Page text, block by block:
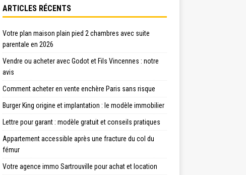
ARTICLES RÉCENTS
Votre plan maison plain pied 2 chambres avec suite
parentale en 2026
Vendre ou acheter avec Godot et Fils Vincennes : notre
avis
Comment acheter en vente enchère Paris sans risque
Burger King origine et implantation : le modèle immobilier
Lettre pour garant : modèle gratuit et conseils pratiques
Appartement accessible après une fracture du col du
fémur
Votre agence immo Sartrouville pour achat et location